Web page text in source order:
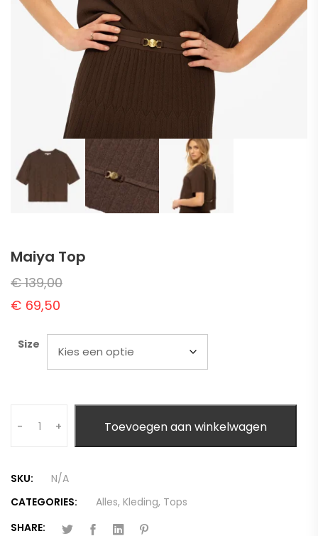
Maiya Top
€139,00
€ 69,50
Size
-
+ Toevoegen aan winkelwagen
SKU:
N/A
CATEGORIES:
Alles, Kleding, Tops
SHARE: